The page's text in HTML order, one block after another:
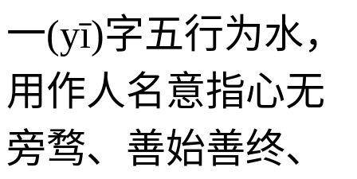
一(yī)字五行为水，
用作人名意指心无
旁骛、善始善终、